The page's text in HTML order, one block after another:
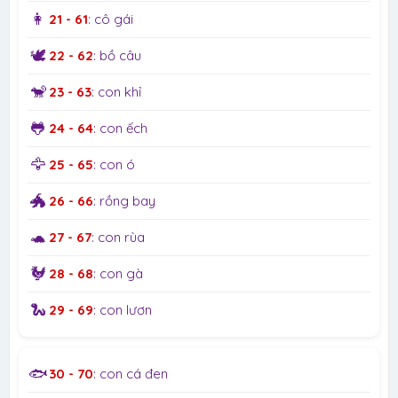
👩 21 - 61: cô gái
🕊️ 22 - 62: bồ câu
🐒 23 - 63: con khỉ
🐸 24 - 64: con ếch
🦅 25 - 65: con ó
🐲 26 - 66: rồng bay
🐢 27 - 67: con rùa
🐓 28 - 68: con gà
🐍 29 - 69: con lươn
🐟30 - 70: con cá đen